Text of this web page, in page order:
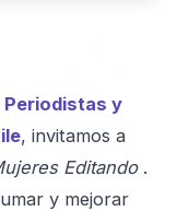
Periodistas y
, invitamos a
Editando.
y mejorar